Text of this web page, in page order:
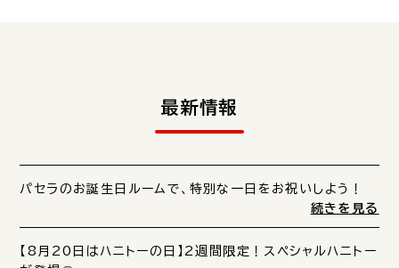
最新情報
パセラのお誕生日ルームで、特別な一日をお祝いしよう！
続きを見る
【8月20日はハニトーの日】2週間限定！スペシャルハニトー